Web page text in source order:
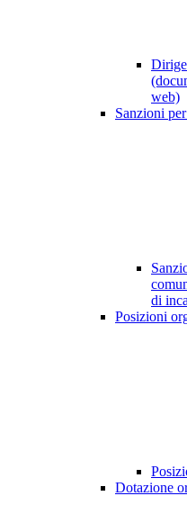
web)
Sanzioni
di
Posizioni
Dotazione